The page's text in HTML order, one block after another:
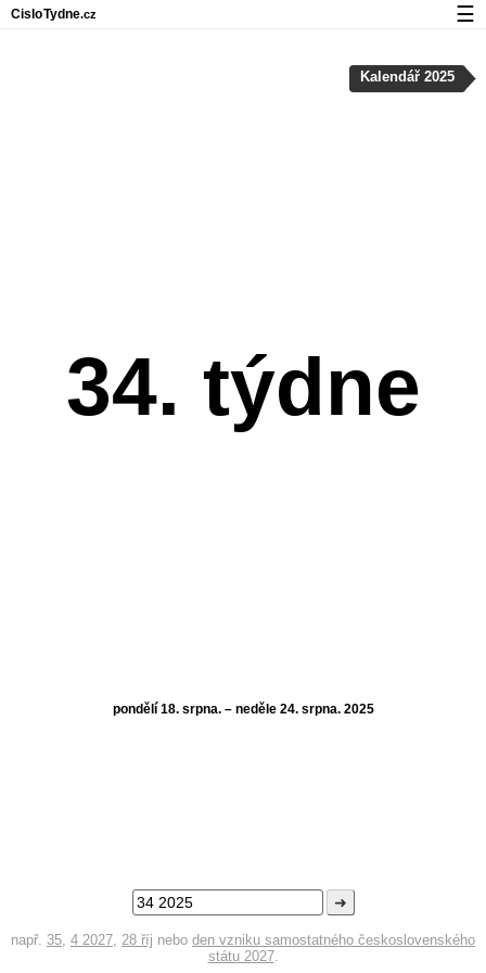
34. týdne
pondělí 18. srpna. – neděle 24. srpna. 2025
➜
např. 35, 4 2027, 28 říj nebo den vzniku samostatného československého
státu 2027.
Kalendář 2025
CisloTydne.cz ☰